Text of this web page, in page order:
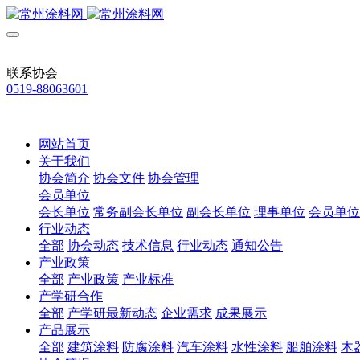
联系协会
0519-88063601
网站首页
关于我们
协会简介 协会文件 协会管理
会员单位
会长单位 常务副会长单位 副会长单位 理事单位 会员单位
行业动态
全部 协会动态 技术信息 行业动态 通知公告
产业政策
全部 产业政策 产业标准
产学研合作
全部 产学研最新动态 企业需求 成果展示
产品展示
全部 建筑涂料 防腐涂料 汽车涂料 水性涂料 船舶涂料 木